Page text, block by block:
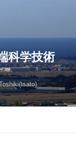
科学技術